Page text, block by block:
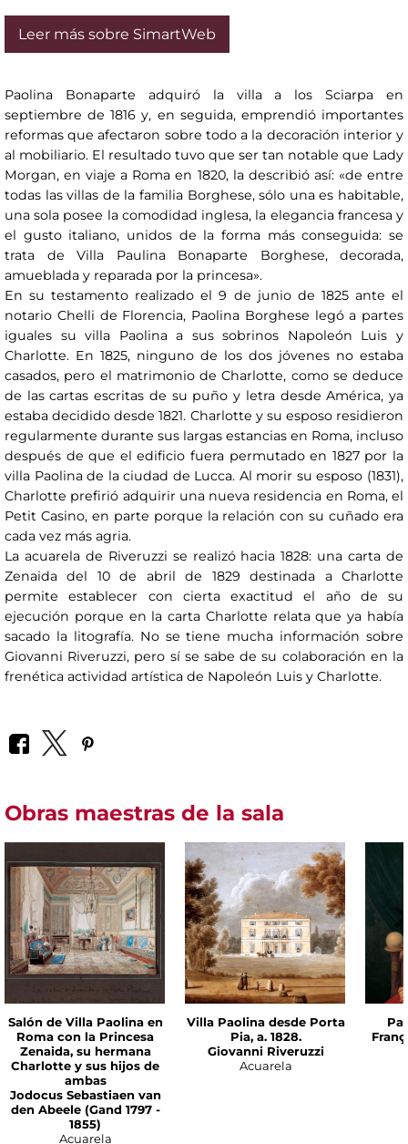
Leer más sobre SimartWeb
Paolina Bonaparte adquiró la villa a los Sciarpa en
septiembre de 1816 y, en seguida, emprendió importantes
reformas que afectaron sobre todo a la decoración interior y
al mobiliario. El resultado tuvo que ser tan notable que Lady
Morgan, en viaje a Roma en 1820, la describió así: «de entre
todas las villas de la familia Borghese, sólo una es habitable,
una sola posee la comodidad inglesa, la elegancia francesa y
el gusto italiano, unidos de la forma más conseguida: se
trata de Villa Paulina Bonaparte Borghese, decorada,
amueblada y reparada por la princesa».
En su testamento realizado el 9 de junio de 1825 ante el
notario Chelli de Florencia, Paolina Borghese legó a partes
iguales su villa Paolina a sus sobrinos Napoleón Luis y
Charlotte. En 1825, ninguno de los dos jóvenes no estaba
casados, pero el matrimonio de Charlotte, como se deduce
de las cartas escritas de su puño y letra desde América, ya
estaba decidido desde 1821. Charlotte y su esposo residieron
regularmente durante sus largas estancias en Roma, incluso
después de que el edificio fuera permutado en 1827 por la
villa Paolina de la ciudad de Lucca. Al morir su esposo (1831),
Charlotte prefirió adquirir una nueva residencia en Roma, el
Petit Casino, en parte porque la relación con su cuñado era
cada vez más agria.
La acuarela de Riveruzzi se realizó hacia 1828: una carta de
Zenaida del 10 de abril de 1829 destinada a Charlotte
permite establecer con cierta exactitud el año de su
ejecución porque en la carta Charlotte relata que ya había
sacado la litografía. No se tiene mucha información sobre
Giovanni Riveruzzi, pero sí se sabe de su colaboración en la
frenética actividad artística de Napoleón Luis y Charlotte.
Obras maestras de la sala
Salón de Villa Paolina en
Roma con la Princesa
Zenaida, su hermana
Charlotte y sus hijos de
ambas
Jodocus Sebastiaen van
den Abeele (Gand 1797 -
1855)
Acuarela
Villa Paolina desde Porta
Pia, a. 1828.
Giovanni Riveruzzi
Acuarela